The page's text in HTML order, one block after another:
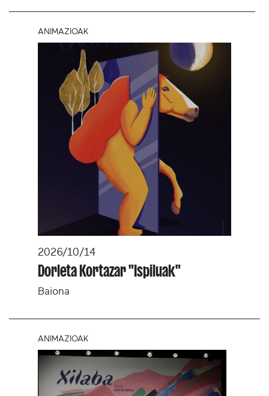
ANIMAZIOAK
2026/10/14
Dorleta Kortazar "Ispiluak"
Baiona
ANIMAZIOAK